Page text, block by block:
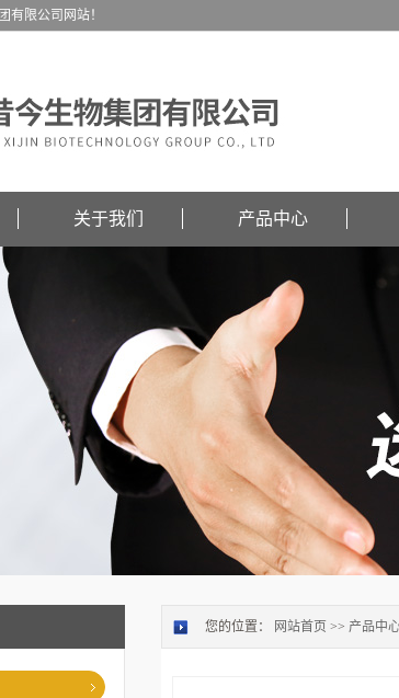
有限公司网站！
关于我们 产品中心
您的位置： 网站首页 >> 产品中